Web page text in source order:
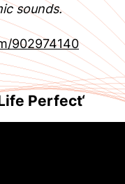
sounds.
902974140
Perfect‘